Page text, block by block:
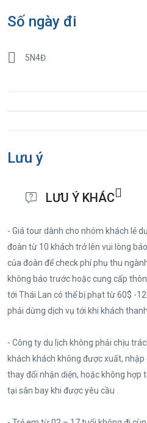
Số ngày đi
5N4Đ
Lưu ý
LƯU Ý KHÁC
- Giá tour dành cho nhóm khách lẻ
đoàn từ 10 khách trở lên vui lòng
của đoàn để check phí phụ thu
không báo trước hoặc cung cấp
tới Thái Lan có thể bị phạt từ 60$ -
phải dừng dịch vụ tới khi khách
- Công ty du lịch không phải chịu
khách khách không được xuất,
thay đổi nhận diện, hoặc không hợp
tại sân bay khi được yêu cầu .